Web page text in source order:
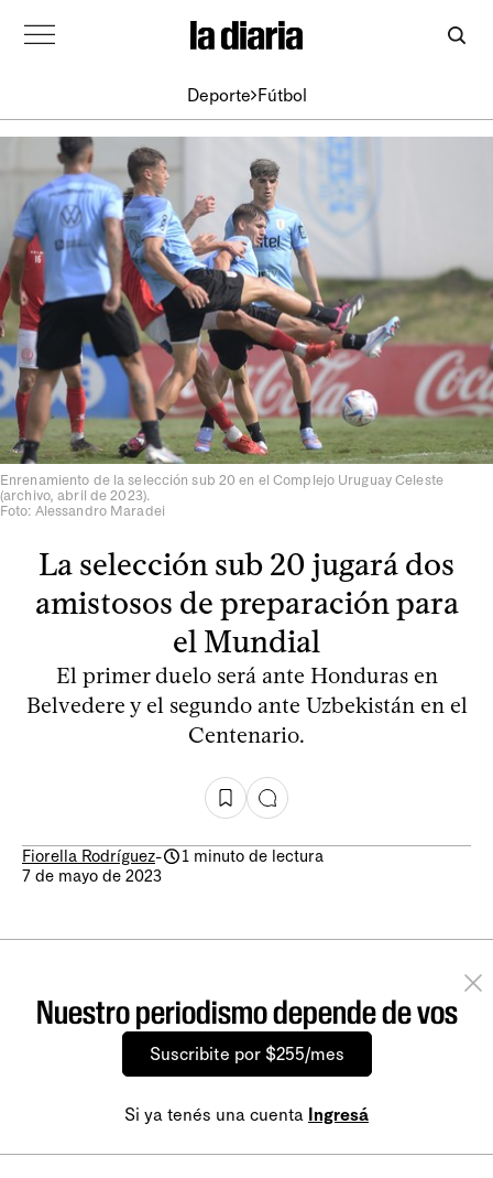
Deporte Fútbol
Enrenamiento de la selección sub 20 en el Complejo Uruguay Celeste
(archivo, abril de 2023).
Foto: Alessandro Maradei
La selección sub 20 jugará dos
amistosos de preparación para
el Mundial
El primer duelo será ante Honduras en
Belvedere y el segundo ante Uzbekistán en el
Centenario.
Fiorella Rodríguez-
1 minuto de lectura
7 de mayo de 2023
Nuestro periodismo depende de vos
Suscribite por $255/mes
Si ya tenés una cuenta Ingresá